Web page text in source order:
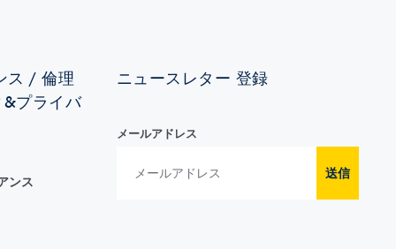
ス / 倫理
プライバ
ンス
ニュースレター 登録
メールアドレス
送信